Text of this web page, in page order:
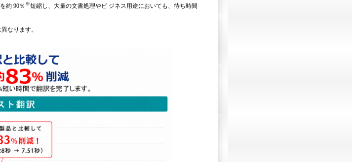
約 90％ ※短縮し、大量の文書処理やビ ジネス用途においても、待ち時間
なります。